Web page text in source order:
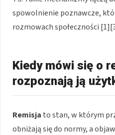
spowolnienie poznawcze,
rozmowach społeczności
Kiedy mówi się o
rozpoznają ją
Remisja to stan, w którym
obniżają się do normy, a